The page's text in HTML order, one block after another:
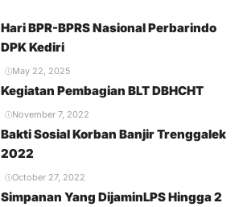
Hari BPR-BPRS Nasional Perbarindo
DPK Kediri
May 22, 2025
Kegiatan Pembagian BLT DBHCHT
November 7, 2022
Bakti Sosial Korban Banjir Trenggalek
2022
October 27, 2022
Simpanan Yang DijaminLPS Hingga 2